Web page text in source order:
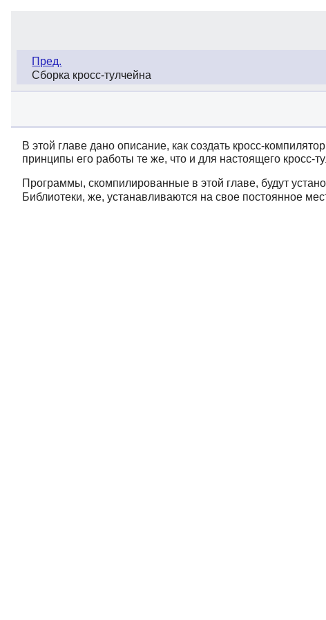
Пред.
Сборка кросс-тулчейна
В этой главе дано описание, как создать кросс-
принципы его работы те же, что и для настоящего кросс-
Программы, скомпилированные в этой главе, будут
Библиотеки, же, устанавливаются на свое постоянное